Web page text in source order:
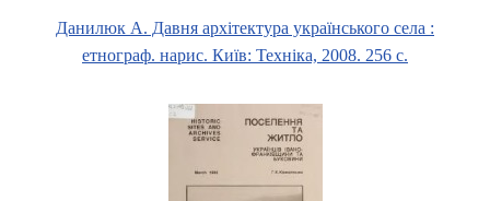
Данилюк А. Давня архітектура українського села :
етнограф. нарис. Київ: Техніка, 2008. 256 с.